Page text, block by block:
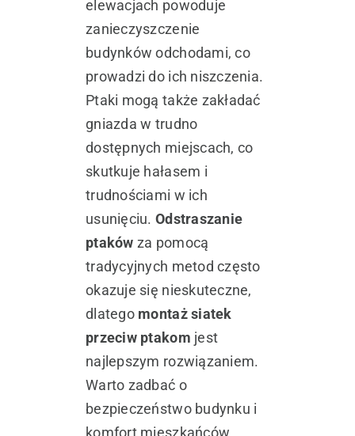
elewacjach powoduje
zanieczyszczenie
budynków odchodami, co
prowadzi do ich niszczenia.
Ptaki mogą także zakładać
gniazda w trudno
dostępnych miejscach, co
skutkuje hałasem i
trudnościami w ich
usunięciu. Odstraszanie
ptaków za pomocą
tradycyjnych metod często
okazuje się nieskuteczne,
dlatego montaż siatek
przeciw ptakom jest
najlepszym rozwiązaniem.
Warto zadbać o
bezpieczeństwo budynku i
komfort mieszkańców,